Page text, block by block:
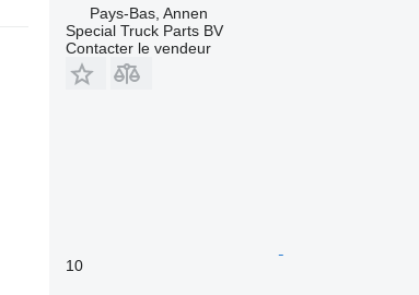
Pays-Bas, Annen
Special Truck Parts BV
Contacter le vendeur
10